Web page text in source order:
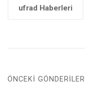
ufrad Haberleri
ÖNCEKI GÖNDERILER